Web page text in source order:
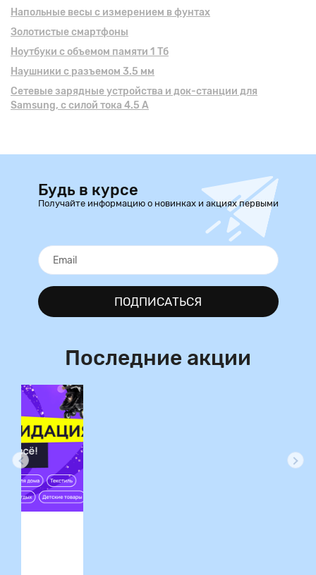
Напольные весы с измерением в фунтах
Золотистые смартфоны
Ноутбуки с объемом памяти 1 Тб
Наушники с разъемом 3.5 мм
Сетевые зарядные устройства и док-станции для
Samsung, с силой тока 4.5 А
Будь в курсе
Получайте информацию о новинках и акциях первыми
ПОДПИСАТЬСЯ
Последние акции